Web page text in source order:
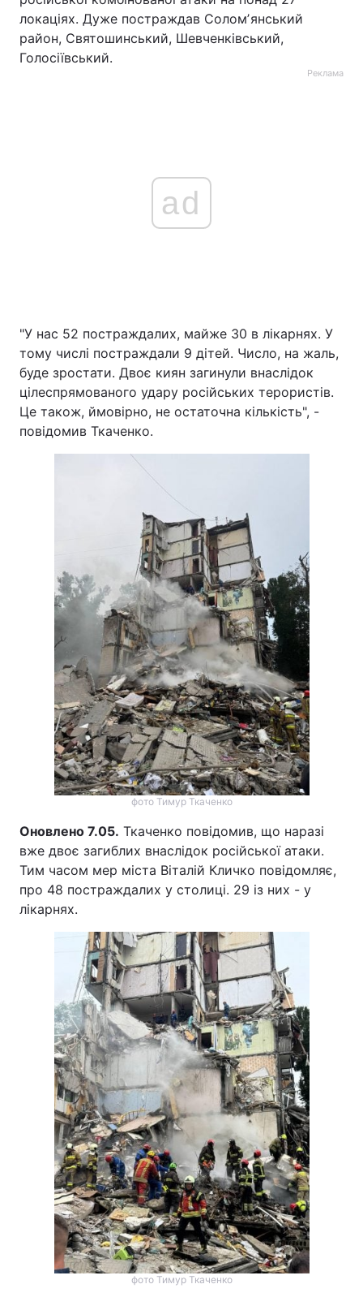
локаціях. Дуже постраждав Соломʼянський
район, Святошинський, Шевченківський,
Голосіївський.
Реклама
ad
"У нас 52 постраждалих, майже 30 в лікарнях. У
тому числі постраждали 9 дітей. Число, на жаль,
буде зростати. Двоє киян загинули внаслідок
цілеспрямованого удару російських терористів.
Це також, ймовірно, не остаточна кількість", -
повідомив Ткаченко.
фото Тимур Ткаченко
Оновлено 7.05. Ткаченко повідомив, що наразі
вже двоє загиблих внаслідок російської атаки.
Тим часом мер міста Віталій Кличко повідомляє,
про 48 постраждалих у столиці. 29 із них - у
лікарнях.
фото Тимур Ткаченко